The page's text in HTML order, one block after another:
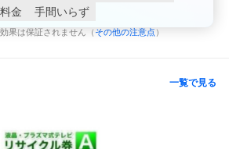
金
手間いらず
果は保証されません（ その他の注意点 ）
一覧で見る